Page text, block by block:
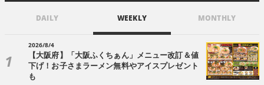
DAILY WEEKLY MONTHLY
2026/8/4
【大阪府】「大阪ふくちぁん」メニュー改訂＆値
下げ！お子さまラーメン無料やアイスプレゼント
も